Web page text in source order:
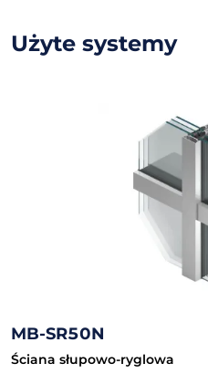
Użyte systemy
MB-SR50N
Ściana słupowo-ryglowa